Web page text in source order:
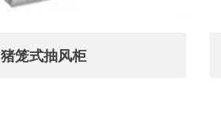
猪笼式抽风柜